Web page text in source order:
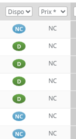
NC NC
D NC
D NC
D NC
D NC
NC NC
NC NC